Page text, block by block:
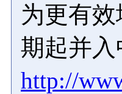
为更有
期起并
http://